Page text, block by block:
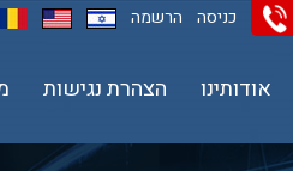
כניסה הרשמה
אודותינו הצהרת נגישות